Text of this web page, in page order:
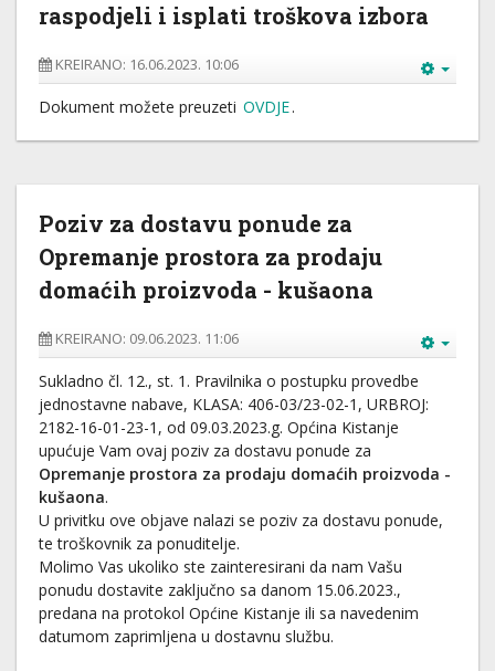
raspodjeli i isplati troškova izbora
KREIRANO: 16.06.2023. 10:06
Dokument možete preuzeti OVDJE.
Poziv za dostavu ponude za
Opremanje prostora za prodaju
domaćih proizvoda - kušaona
KREIRANO: 09.06.2023. 11:06
Sukladno čl. 12., st. 1. Pravilnika o postupku provedbe
jednostavne nabave, KLASA: 406-03/23-02-1, URBROJ:
2182-16-01-23-1, od 09.03.2023.g. Općina Kistanje
upućuje Vam ovaj poziv za dostavu ponude za
Opremanje prostora za prodaju domaćih proizvoda -
kušaona.
U privitku ove objave nalazi se poziv za dostavu ponude,
te troškovnik za ponuditelje.
Molimo Vas ukoliko ste zainteresirani da nam Vašu
ponudu dostavite zaključno sa danom 15.06.2023.,
predana na protokol Općine Kistanje ili sa navedenim
datumom zaprimljena u dostavnu službu.